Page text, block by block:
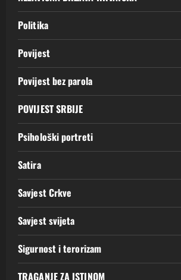
Politika
Povijest
Povijest bez parola
POVIJEST SRBIJE
Psihološki portreti
Satira
Savjest Crkve
Savjest svijeta
Sigurnost i terorizam
TRAGANJE ZA ISTINOM